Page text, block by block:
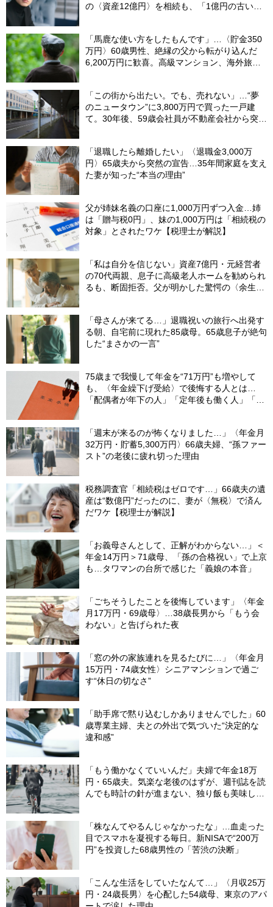
の〈資産12億円〉を相続も、「1億円の古いビ
「馬鹿な使い方をしたもんです」…〈貯金350
万円〉60歳男性、絶縁の父から転がり込んだ
6,200万円に歓喜。高級マンション、海外旅
「この街から出たい。でも、売れない」…“夢
のニュータウン”に3,800万円で買った一戸建
て。30年後、59歳会社員が不動産会社から突き
「退職したら離婚したい」〈退職金3,000万
円〉65歳夫から突然の宣告…35年間家庭を支え
た妻が知った“本当の理由”
父が姉妹名義の口座に1,000万円ずつ入金…姉
は「贈与税0円」、妹の1,000万円は「相続税の
対象」とされたワケ【税理士が解説】
「私は自分を信じない」資産7億円・元経営者
の70代両親、息子に高級老人ホームを勧められ
るも、断固拒否。父が明かした驚愕の〈余生計
「母さんが来てる…」退職祝いの旅行へ出発す
る朝、自宅前に現れた85歳母。65歳息子が絶句
した“まさかの一言”
75歳まで我慢して年金を“71万円”も増やして
も、〈年金繰下げ受給〉で後悔する人とは…
「配偶者が年下の人」「定年後も働く人」「特
「週末が来るのが怖くなりました…」〈年金月
32万円・貯蓄5,300万円〉66歳夫婦、“孫ファー
スト”の老後に疲れ切った理由
税務調査官「相続税はゼロです…」66歳夫の遺
産は“数億円”だったのに、妻が〈無税〉で済ん
だワケ【税理士が解説】
「お義母さんとして、正解がわからない…」＜
年金14万円＞71歳母、「孫の合格祝い」で上京
も…タワマンの台所で感じた「義娘の本音」
「ごちそうしたことを後悔しています」〈年金
月17万円・69歳母〉…38歳長男から「もう会
わない」と告げられた夜
「窓の外の家族連れを見るたびに…」〈年金月
15万円・74歳女性〉シニアマンションで過ご
す“休日の切なさ”
「助手席で黙り込むしかありませんでした」60
歳専業主婦、夫との外出で気づいた“決定的な
違和感”
「もう働かなくていいんだ」夫婦で年金18万
円・65歳夫。気楽な老後のはずが、週刊誌を読
んでも時計の針が進まない、独り飯も美味しく
「株なんてやるんじゃなかったな」…血走った
目でスマホを凝視する毎日。新NISAで“200万
円”を投資した68歳男性の「苦渋の決断」
「こんな生活をしていたなんて…」〈月収25万
円・24歳長男〉を心配した54歳母、東京のアパ